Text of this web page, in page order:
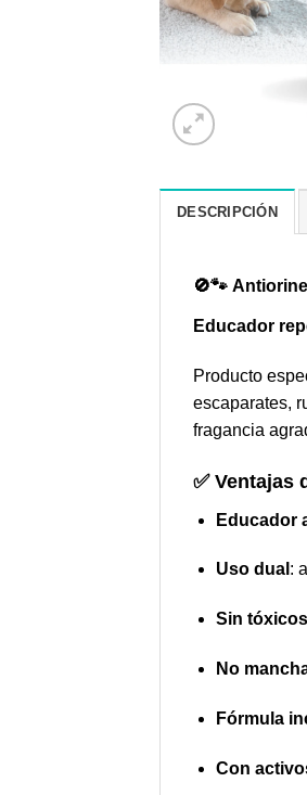
DESCRIPCIÓN
🚫🐾
Educador
Producto
escaparates,
fragancia
✅ Ventajas
Educador
Uso dual :
Sin tóxicos
No
Fórmula
Con